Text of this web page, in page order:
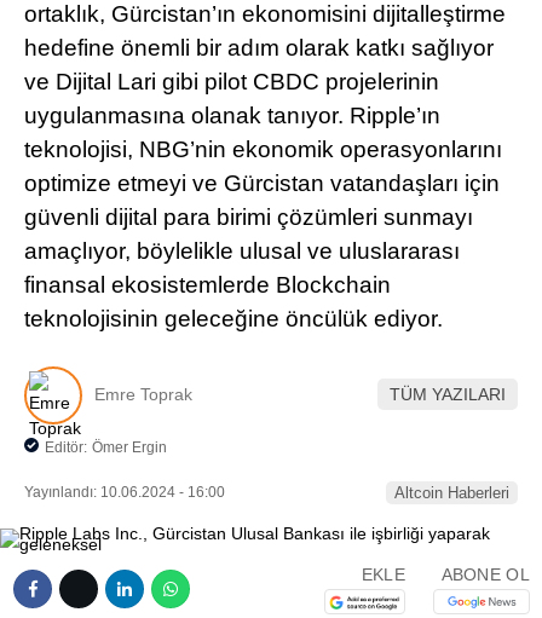
ortaklık, Gürcistan’ın ekonomisini dijitalleştirme
hedefine önemli bir adım olarak katkı sağlıyor
ve Dijital Lari gibi pilot CBDC projelerinin
uygulanmasına olanak tanıyor. Ripple’ın
teknolojisi, NBG’nin ekonomik operasyonlarını
optimize etmeyi ve Gürcistan vatandaşları için
güvenli dijital para birimi çözümleri sunmayı
amaçlıyor, böylelikle ulusal ve uluslararası
finansal ekosistemlerde Blockchain
teknolojisinin geleceğine öncülük ediyor.
Emre Toprak TÜM YAZILARI
Editör: Ömer Ergin
Yayınlandı: 10.06.2024 - 16:00 Altcoin Haberleri
EKLE ABONE OL